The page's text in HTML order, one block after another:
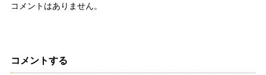
コメントはありません。
コメントする